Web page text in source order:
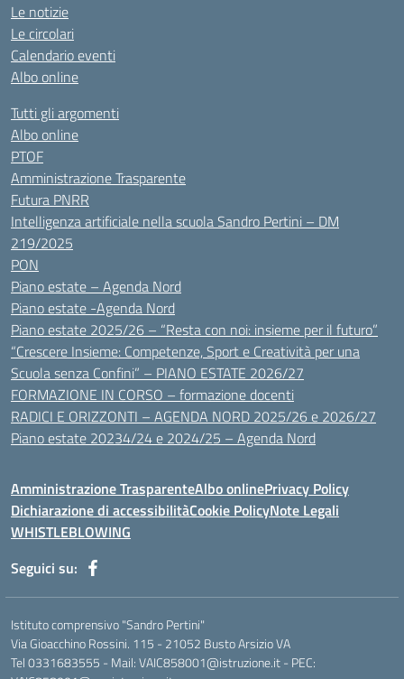
Le notizie
Le circolari
Calendario eventi
Albo online
Tutti gli argomenti
Albo online
PTOF
Amministrazione Trasparente
Futura PNRR
Intelligenza artificiale nella scuola Sandro Pertini – DM
219/2025
PON
Piano estate – Agenda Nord
Piano estate -Agenda Nord
Piano estate 2025/26 – “Resta con noi: insieme per il futuro”
“Crescere Insieme: Competenze, Sport e Creatività per una
Scuola senza Confini” – PIANO ESTATE 2026/27
FORMAZIONE IN CORSO – formazione docenti
RADICI E ORIZZONTI – AGENDA NORD 2025/26 e 2026/27
Piano estate 20234/24 e 2024/25 – Agenda Nord
Amministrazione TrasparenteAlbo onlinePrivacy Policy
Dichiarazione di accessibilitàCookie PolicyNote Legali
WHISTLEBLOWING
Seguici su:
Istituto comprensivo "Sandro Pertini"
Via Gioacchino Rossini. 115 - 21052 Busto Arsizio VA
Tel 0331683555 - Mail: VAIC858001@istruzione.it - PEC: